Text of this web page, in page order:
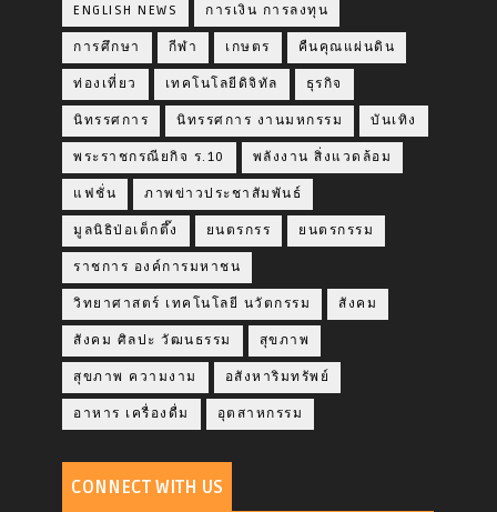
ENGLISH NEWS การเงิน การลงทุน
การศึกษา กีฬา เกษตร คืนคุณแผ่นดิน
ท่องเที่ยว เทคโนโลยีดิจิทัล ธุรกิจ
นิทรรศการ นิทรรศการ งานมหกรรม บันเทิง
พระราชกรณียกิจ ร.10 พลังงาน สิ่งแวดล้อม
แฟชั่น ภาพข่าวประชาสัมพันธ์
มูลนิธิป่อเต็กตึ๊ง ยนตรกรร ยนตรกรรม
ราชการ องค์การมหาชน
วิทยาศาสตร์ เทคโนโลยี นวัตกรรม สังคม
สังคม ศิลปะ วัฒนธรรม สุขภาพ
สุขภาพ ความงาม อสังหาริมทรัพย์
อาหาร เครื่องดื่ม อุตสาหกรรม
CONNECT WITH US